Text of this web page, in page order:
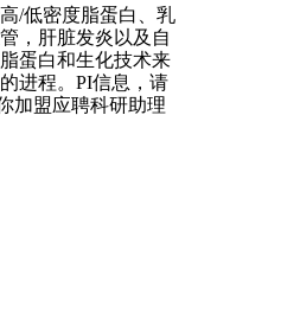
/低密度脂蛋白、乳
， 肝脏发炎 以及自
蛋白和生化技术来
进程。 PI信息， 请
加盟应聘科研助理